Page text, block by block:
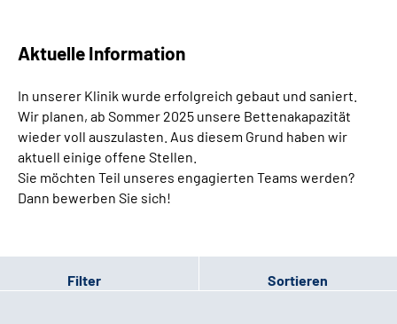
Aktuelle Information
In unserer Klinik wurde erfolgreich gebaut und saniert.
Wir planen, ab Sommer 2025 unsere Bettenakapazität
wieder voll auszulasten. Aus diesem Grund haben wir
aktuell einige offene Stellen.
Sie möchten Teil unseres engagierten Teams werden?
Dann bewerben Sie sich!
Filter Sortieren